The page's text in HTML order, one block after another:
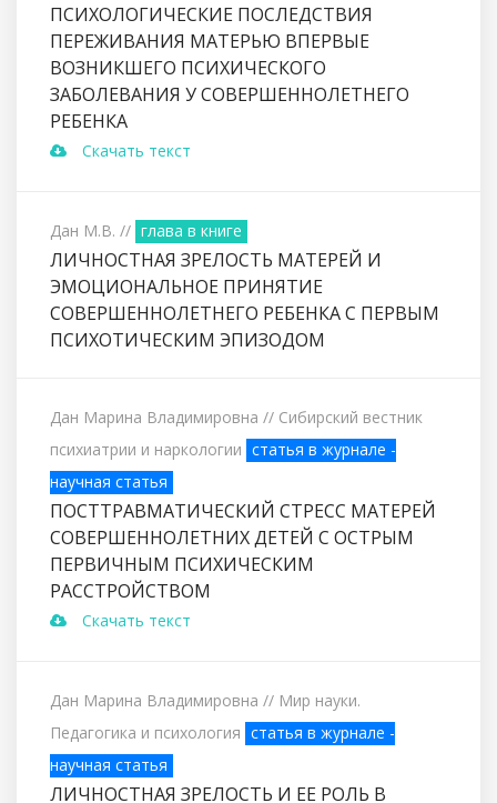
ПСИХОЛОГИЧЕСКИЕ ПОСЛЕДСТВИЯ
ПЕРЕЖИВАНИЯ МАТЕРЬЮ ВПЕРВЫЕ
ВОЗНИКШЕГО ПСИХИЧЕСКОГО
ЗАБОЛЕВАНИЯ У СОВЕРШЕННОЛЕТНЕГО
РЕБЕНКА
Скачать текст
Дан М.В. // глава в книге
ЛИЧНОСТНАЯ ЗРЕЛОСТЬ МАТЕРЕЙ И
ЭМОЦИОНАЛЬНОЕ ПРИНЯТИЕ
СОВЕРШЕННОЛЕТНЕГО РЕБЕНКА С ПЕРВЫМ
ПСИХОТИЧЕСКИМ ЭПИЗОДОМ
Дан Марина Владимировна // Сибирский вестник
психиатрии и наркологии статья в журнале -
научная статья
ПОСТТРАВМАТИЧЕСКИЙ СТРЕСС МАТЕРЕЙ
СОВЕРШЕННОЛЕТНИХ ДЕТЕЙ С ОСТРЫМ
ПЕРВИЧНЫМ ПСИХИЧЕСКИМ
РАССТРОЙСТВОМ
Скачать текст
Дан Марина Владимировна // Мир науки.
Педагогика и психология статья в журнале -
научная статья
ЛИЧНОСТНАЯ ЗРЕЛОСТЬ И ЕЕ РОЛЬ В